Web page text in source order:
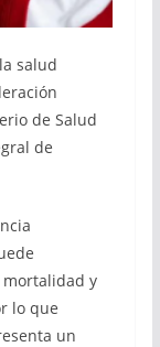
salud
de Salud
de
mortalidad y
lo que
un